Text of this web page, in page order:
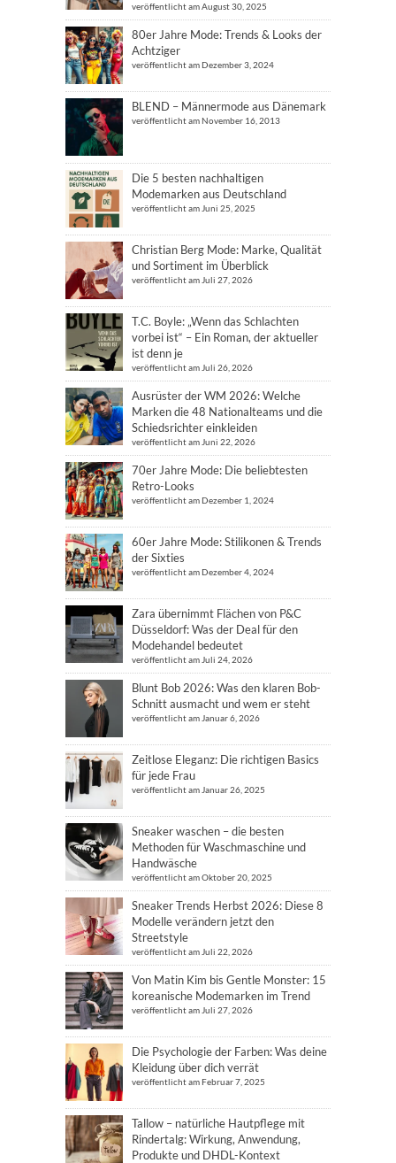
veröffentlicht am August 30, 2025
80er Jahre Mode: Trends & Looks der
Achtziger
veröffentlicht am Dezember 3, 2024
BLEND – Männermode aus Dänemark
veröffentlicht am November 16, 2013
Die 5 besten nachhaltigen
Modemarken aus Deutschland
veröffentlicht am Juni 25, 2025
Christian Berg Mode: Marke, Qualität
und Sortiment im Überblick
veröffentlicht am Juli 27, 2026
T.C. Boyle: „Wenn das Schlachten
vorbei ist“ – Ein Roman, der aktueller
ist denn je
veröffentlicht am Juli 26, 2026
Ausrüster der WM 2026: Welche
Marken die 48 Nationalteams und die
Schiedsrichter einkleiden
veröffentlicht am Juni 22, 2026
70er Jahre Mode: Die beliebtesten
Retro-Looks
veröffentlicht am Dezember 1, 2024
60er Jahre Mode: Stilikonen & Trends
der Sixties
veröffentlicht am Dezember 4, 2024
Zara übernimmt Flächen von P&C
Düsseldorf: Was der Deal für den
Modehandel bedeutet
veröffentlicht am Juli 24, 2026
Blunt Bob 2026: Was den klaren Bob-
Schnitt ausmacht und wem er steht
veröffentlicht am Januar 6, 2026
Zeitlose Eleganz: Die richtigen Basics
für jede Frau
veröffentlicht am Januar 26, 2025
Sneaker waschen – die besten
Methoden für Waschmaschine und
Handwäsche
veröffentlicht am Oktober 20, 2025
Sneaker Trends Herbst 2026: Diese 8
Modelle verändern jetzt den
Streetstyle
veröffentlicht am Juli 22, 2026
Von Matin Kim bis Gentle Monster: 15
koreanische Modemarken im Trend
veröffentlicht am Juli 27, 2026
Die Psychologie der Farben: Was deine
Kleidung über dich verrät
veröffentlicht am Februar 7, 2025
Tallow – natürliche Hautpflege mit
Rindertalg: Wirkung, Anwendung,
Produkte und DHDL-Kontext